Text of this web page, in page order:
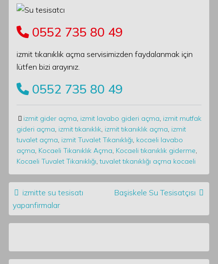
0552 735 80 49
izmit tıkanıklık açma servisimizden faydalanmak için
lütfen bizi arayınız.
0552 735 80 49
izmit gider açma, izmit lavabo gideri açma, izmit mutfak
gideri açma, izmit tıkanıklık, izmit tıkanıklık açma, izmit
tuvalet açma, izmit Tuvalet Tıkanıklığı, kocaeli lavabo
açma, Kocaeli Tıkanıklık Açma, Kocaeli tıkanıklık giderme,
Kocaeli Tuvalet Tıkanıklığı,tuvalet tıkanıklığı açma kocaeli
Post navigation
izmitte su tesisatı
yapanfirmalar
Başiskele Su Tesisatçısı